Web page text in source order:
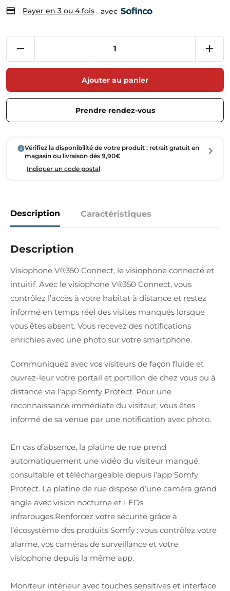
Payer en 3 ou 4 fois avec
Ajouter au panier
Prendre rendez-vous
Vérifiez la disponibilité de votre produit : retrait gratuit en
magasin ou livraison dès 9,90€
Indiquer un code postal
Description Caractéristiques
Description
Visiophone V®350 Connect, le visiophone connecté et
intuitif. Avec le visiophone V®350 Connect, vous
contrôlez l’accès à votre habitat à distance et restez
informé en temps réel des visites manqués lorsque
vous êtes absent. Vous recevez des notifications
enrichies avec une photo sur votre smartphone.
Communiquez avec vos visiteurs de façon fluide et
ouvrez-leur votre portail et portillon de chez vous ou à
distance via l’app Somfy Protect. Pour une
reconnaissance immédiate du visiteur, vous êtes
informé de sa venue par une notification avec photo.
En cas d’absence, la platine de rue prend
automatiquement une vidéo du visiteur manqué,
consultable et téléchargeable depuis l’app Somfy
Protect. La platine de rue dispose d’une caméra grand
angle avec vision nocturne et LEDs
infrarouges.Renforcez votre sécurité grâce à
l’écosystème des produits Somfy : vous contrôlez votre
alarme, vos caméras de surveillance et votre
visiophone depuis la même app.
Moniteur intérieur avec touches sensitives et interface